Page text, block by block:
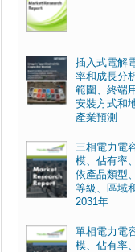
插入式電解
率和成長分
範圍、終端
安裝方式和
產業預測
三相電力電
模、佔有率
依產品類型
等級、區域
2031年
單相電力電
模、佔有率